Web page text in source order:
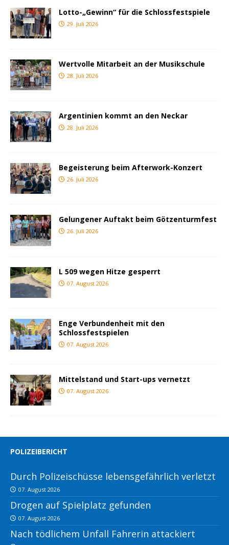
Lotto-„Gewinn“ für die Schlossfestspiele
29. Juli 2026
Wertvolle Mitarbeit an der Musikschule
28. Juli 2026
Argentinien kommt an den Neckar
28. Juli 2026
Begeisterung beim Afterwork-Konzert
26. Juli 2026
Gelungener Auftakt beim Götzenturmfest
26. Juli 2026
L 509 wegen Hitze gesperrt
07. August 2026
Enge Verbundenheit mit den
Schlossfestspielen
07. August 2026
Mittelstand und Start-ups vernetzt
07. August 2026
POLIZEIBERICHT
Durch Polizeischüsse lebensgefährlich verletzt
07. August 2026
Drogen auf Spielplatz gefunden
07. August 2026
Nach tödlichem Unfall Fahrerin attackiert